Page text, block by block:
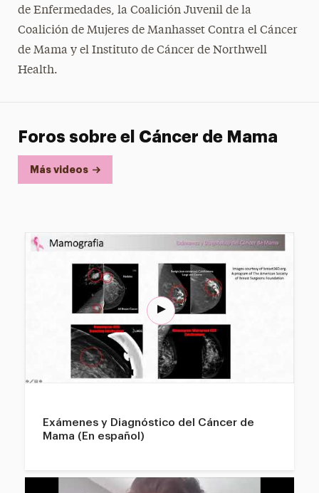
de Enfermedades, la Coalición Juvenil de la
Coalición de Mujeres de Manhasset Contra el Cáncer
de Mama y el Instituto de Cáncer de Northwell
Health.
Foros sobre el Cáncer de Mama
Más videos
Exámenes y Diagnóstico del Cáncer de
Mama (En español)